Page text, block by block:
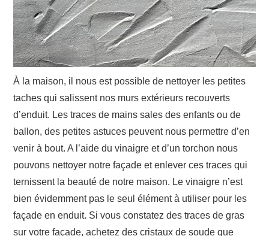
À la maison, il nous est possible de nettoyer les petites
taches qui salissent nos murs extérieurs recouverts
d’enduit. Les traces de mains sales des enfants ou de
ballon, des petites astuces peuvent nous permettre d’en
venir à bout. A l’aide du vinaigre et d’un torchon nous
pouvons nettoyer notre façade et enlever ces traces qui
ternissent la beauté de notre maison. Le vinaigre n’est
bien évidemment pas le seul élément à utiliser pour les
façade en enduit. Si vous constatez des traces de gras
sur votre façade, achetez des cristaux de soude que